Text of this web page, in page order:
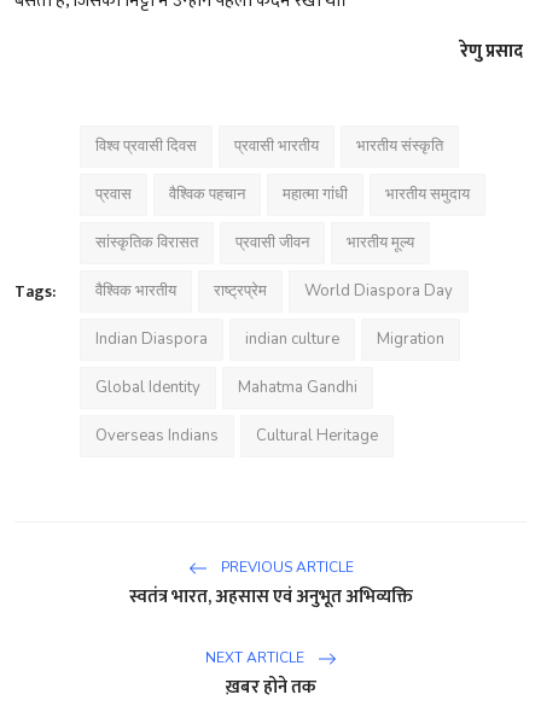
रेणु प्रसाद
Tags:
विश्व प्रवासी दिवस प्रवासी भारतीय भारतीय संस्कृति
प्रवास वैश्विक पहचान महात्मा गांधी भारतीय समुदाय
सांस्कृतिक विरासत प्रवासी जीवन भारतीय मूल्य
वैश्विक भारतीय राष्ट्रप्रेम World Diaspora Day
Indian Diaspora indian culture Migration
Global Identity Mahatma Gandhi
Overseas Indians Cultural Heritage
PREVIOUS ARTICLE
स्वतंत्र भारत, अहसास एवं अनुभूत अभिव्यक्ति
NEXT ARTICLE
ख़बर होने तक